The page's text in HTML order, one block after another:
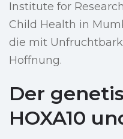
Institute for
Child Health in
die mit
Hoffnung.
Der
HOXA10